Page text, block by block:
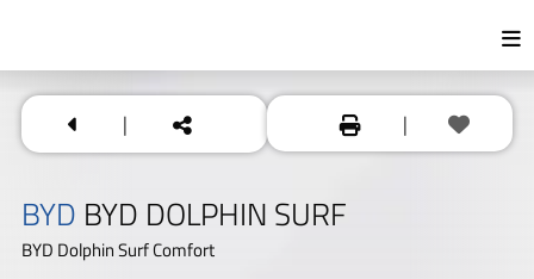
| |
BYD BYD DOLPHIN SURF
BYD Dolphin Surf Comfort